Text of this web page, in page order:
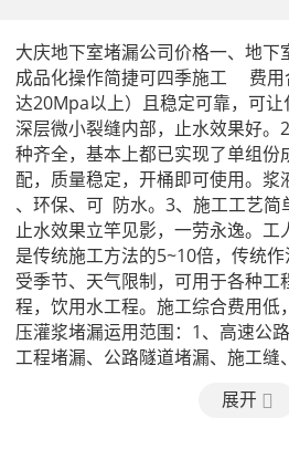
大庆地下室堵漏公司价格一、地下
成品化操作简捷可四季施工     费
达20Mpa以上）且稳定可靠，可
深层微小裂缝内部，止水效果好。
种齐全，基本上都已实现了单组份
配，质量稳定，开桶即可使用。浆
、环保、可  防水。3、施工工艺简
止水效果立竿见影，一劳永逸。工
是传统施工方法的5~10倍，传统
受季节、天气限制，可用于各种工
程，饮用水工程。施工综合费用低
压灌浆堵漏运用范围：1、高速公
工程堵漏、公路隧道堵漏、施工缝
工程、地铁工程、酒池、游泳池、
展开